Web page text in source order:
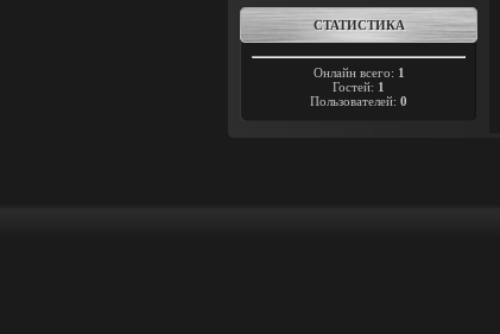
СТАТИСТИКА
Онлайн всего: 1
Гостей: 1
Пользователей: 0